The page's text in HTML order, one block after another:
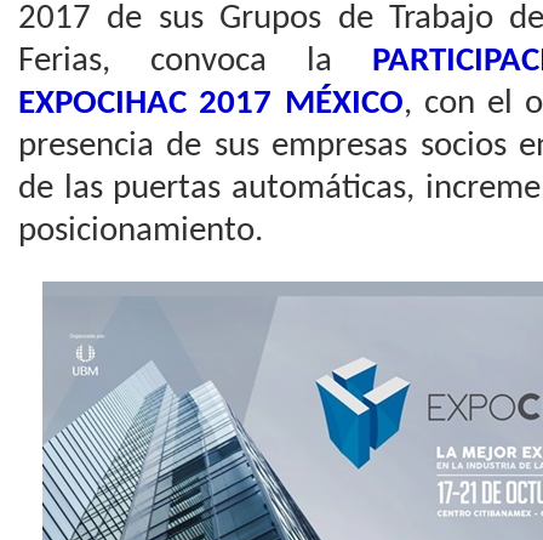
2017 de sus Grupos de Trabajo
Ferias, convoca la
EXPOCIHAC 2017 MÉXICO, con el
presencia de sus empresas socios
de las puertas automáticas,
posicionamiento.